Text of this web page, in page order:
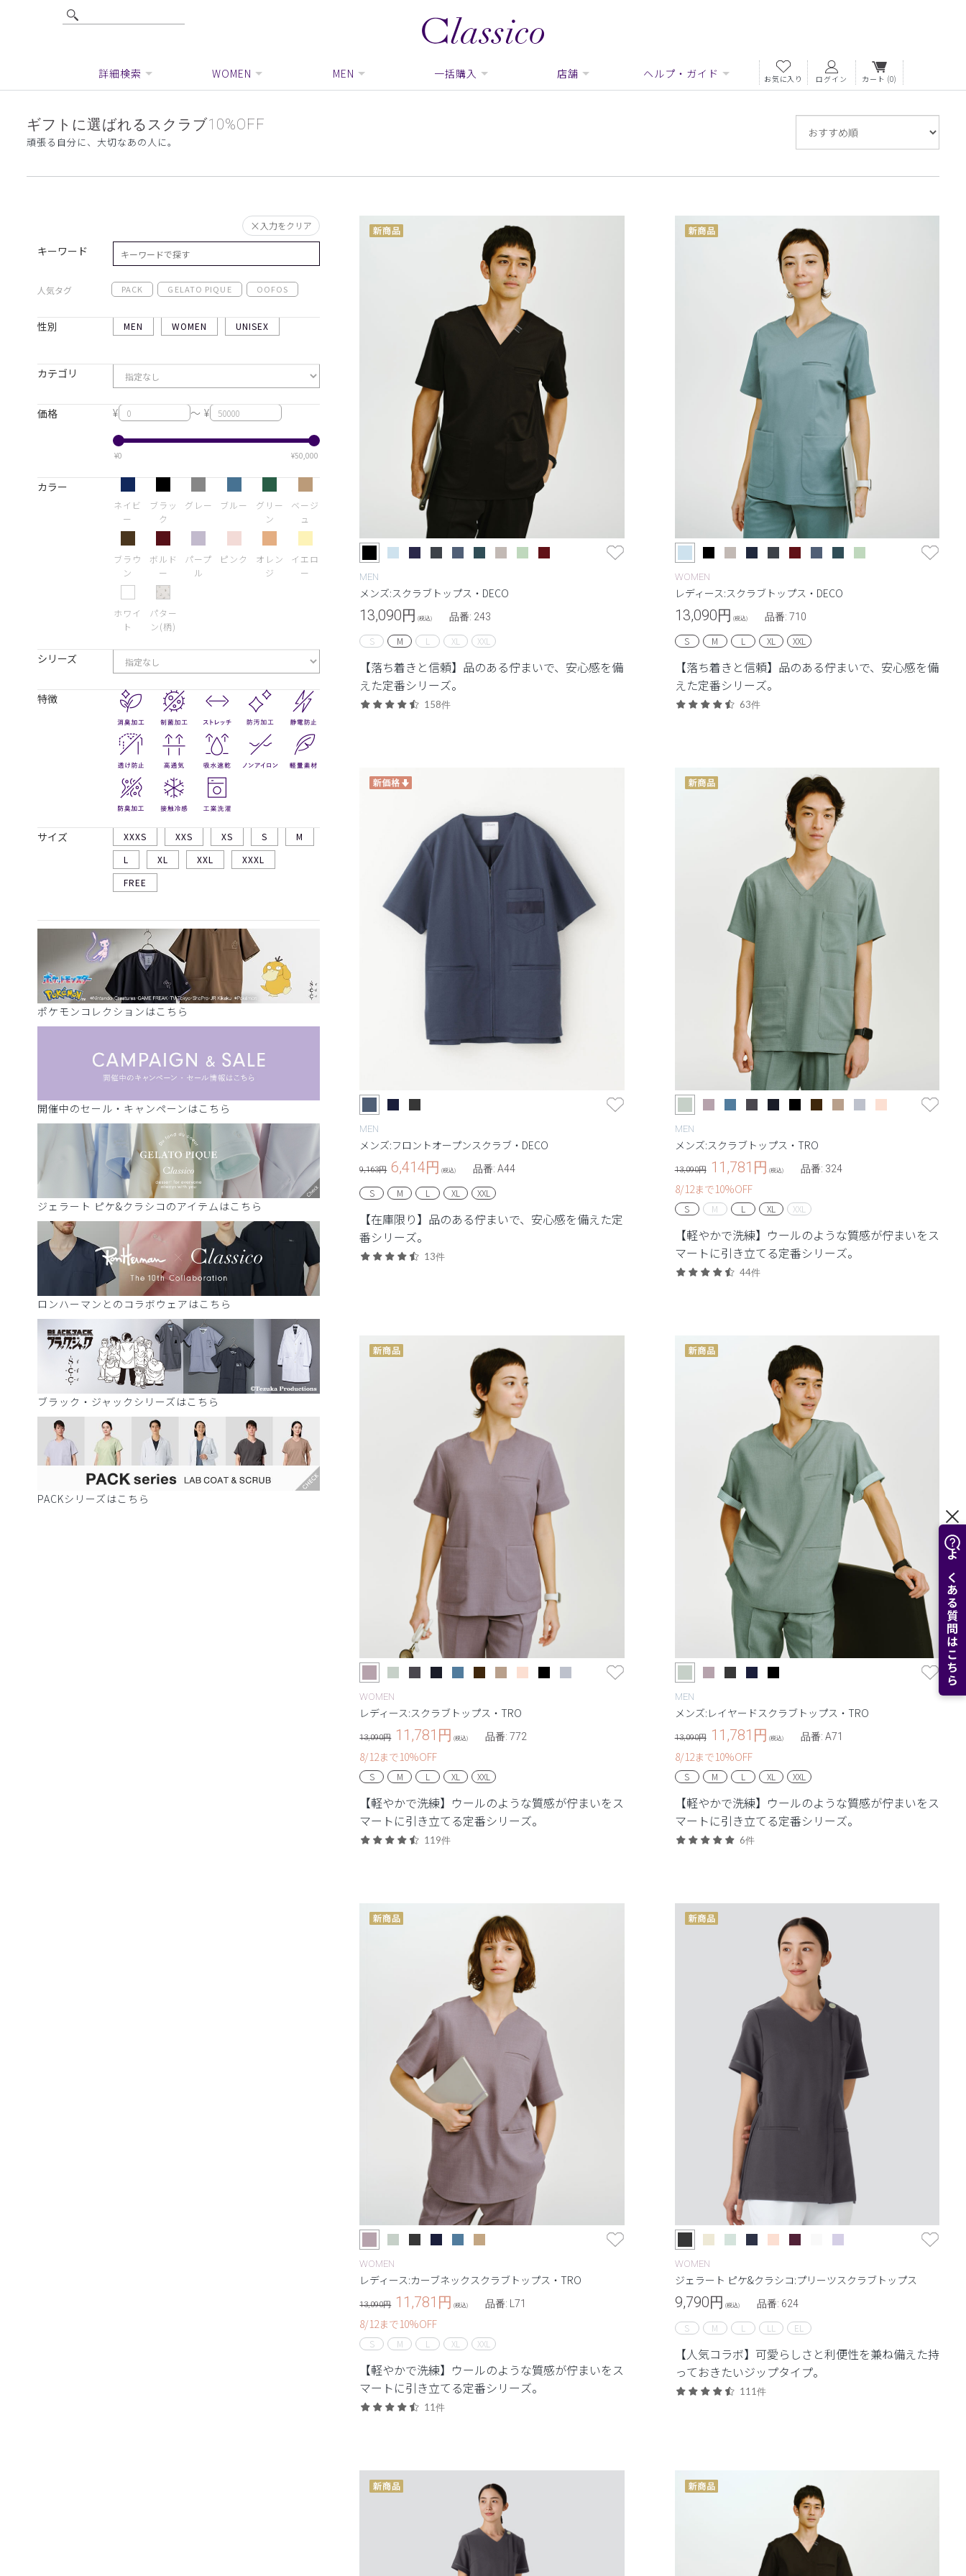
よくある質問はこちら
詳細検索 WOMEN MEN 一括購入 店舗 ヘルプ・ガイド お気に入り ログイン カート (0)
ギフトに選ばれるスクラブ10%OFF
頑張る自分に、大切なあの人に。
替
入力をクリア
キーワード
人気タグ PACK GELATO PIQUE OOFOS
性別 MEN WOMEN UNISEX
カテゴリ
価格 ¥ ～ ¥
¥0 ¥50,000
カラー
ネイビ
ー
ブラッ
ク
グレー ブルー
グリー
ン
ベージ
ュ
ブラウ
ン
ボルド
ー
パープ
ル
ピンク
オレン
ジ
イエロ
ー
ホワイ
ト
パター
ン(柄)
シリーズ
特徴
サイズ XXXS XXS XS S
M
L
XL XXL
XXXL
FREE
ポケモンコレクションはこちら
開催中のセール・キャンペーンはこちら
ジェラート ピケ&クラシコのアイテムはこちら
ロンハーマンとのコラボウェアはこちら
ブラック・ジャックシリーズはこちら
PACKシリーズはこちら
MEN
メンズ:スクラブトップス・DECO
13,090円 (税込) 品番: 243
S M L XL XXL
【落ち着きと信頼】品のある佇まいで、安心感を備
えた定番シリーズ。
158件
WOMEN
レディース:スクラブトップス・DECO
13,090円 (税込) 品番: 710
S M L XL XXL
【落ち着きと信頼】品のある佇まいで、安心感を備
えた定番シリーズ。
63件
MEN
メンズ:フロントオープンスクラブ・DECO
9,163円 6,414円 (税込) 品番: A44
S M L XL XXL
【在庫限り】品のある佇まいで、安心感を備えた定
番シリーズ。
13件
MEN
メンズ:スクラブトップス・TRO
13,090円 11,781 円 (税込) 品番: 324
8/12まで10%OFF
S M L XL XXL
【軽やかで洗練】ウールのような質感が佇まいをス
マートに引き立てる定番シリーズ。
44件
WOMEN
レディース:スクラブトップス・TRO
13,090円 11,781 円 (税込) 品番: 772
8/12まで10%OFF
S M L XL XXL
【軽やかで洗練】ウールのような質感が佇まいをス
マートに引き立てる定番シリーズ。
119件
MEN
メンズ:レイヤードスクラブトップス・TRO
13,090円 11,781 円 (税込) 品番: A71
8/12まで10%OFF
S M L XL XXL
【軽やかで洗練】ウールのような質感が佇まいをス
マートに引き立てる定番シリーズ。
6件
WOMEN
レディース:カーブネックスクラブトップス・TRO
13,090円 11,781 円 (税込) 品番: L71
8/12まで10%OFF
S M L XL XXL
【軽やかで洗練】ウールのような質感が佇まいをス
マートに引き立てる定番シリーズ。
11件
WOMEN
ジェラート ピケ&クラシコ:プリーツスクラブトップス
9,790円 (税込) 品番: 624
S M L LL EL
【人気コラボ】可愛らしさと利便性を兼ね備えた持
っておきたいジップタイプ。
111件